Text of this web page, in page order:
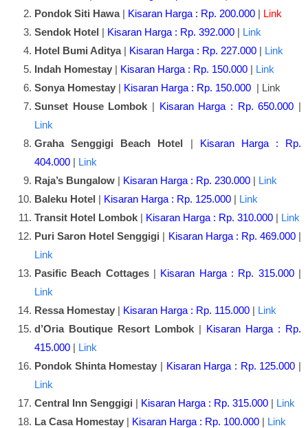
Pondok Siti Hawa| Kisaran Harga : Rp. 200.000 | Link
Sendok Hotel | Kisaran Harga : Rp. 392.000 | Link
Hotel Bumi Aditya| Kisaran Harga : Rp. 227.000 | Link
Indah Homestay | Kisaran Harga : Rp. 150.000 | Link
Sonya Homestay | Kisaran Harga : Rp. 150.000 | Link
Sunset House Lombok | Kisaran Harga : Rp. 650.000 |
Link
Graha Senggigi Beach Hotel | Kisaran Harga : Rp.
404.000 | Link
Raja’s Bungalow | Kisaran Harga : Rp. 230.000 | Link
Baleku Hotel | Kisaran Harga : Rp. 125.000 | Link
Transit Hotel Lombok | Kisaran Harga : Rp. 310.000 | Link
Puri Saron Hotel Senggigi | Kisaran Harga : Rp. 469.000|
Link
Pasific Beach Cottages | Kisaran Harga : Rp. 315.000|
Link
Ressa Homestay | Kisaran Harga : Rp. 115.000 | Link
d’Oria Boutique Resort Lombok | Kisaran Harga : Rp.
415.000 | Link
Pondok Shinta Homestay | Kisaran Harga : Rp. 125.000 |
Link
Central Inn Senggigi | Kisaran Harga : Rp. 315.000 | Link
La Casa Homestay | Kisaran Harga : Rp. 100.000 | Link